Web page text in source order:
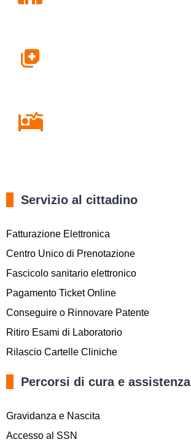
Servizio al cittadino
Fatturazione Elettronica
Centro Unico di Prenotazione
Fascicolo sanitario elettronico
Pagamento Ticket Online
Conseguire o Rinnovare Patente
Ritiro Esami di Laboratorio
Rilascio Cartelle Cliniche
Percorsi di cura e assistenza
Gravidanza e Nascita
Accesso al SSN